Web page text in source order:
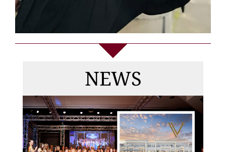
NEWS
Die
Gewinnerinnen
von MISS & MRS
DEUTSCHLAND
2026, Top Model